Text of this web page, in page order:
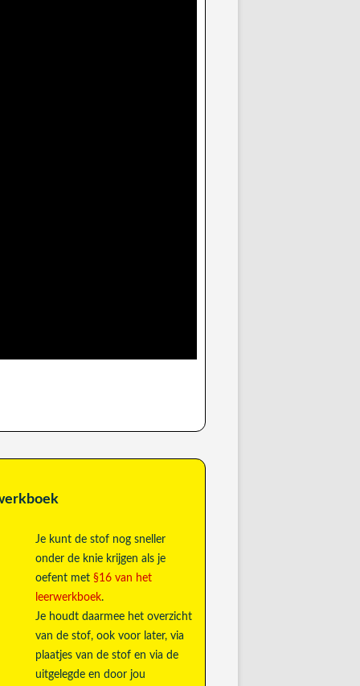
Je kunt de stof nog sneller
onder de knie krijgen als je
oefent met §16 van het
leerwerkboek.
Je houdt daarmee het overzicht
van de stof, ook voor later, via
plaatjes van de stof en via de
uitgelegde en door jou